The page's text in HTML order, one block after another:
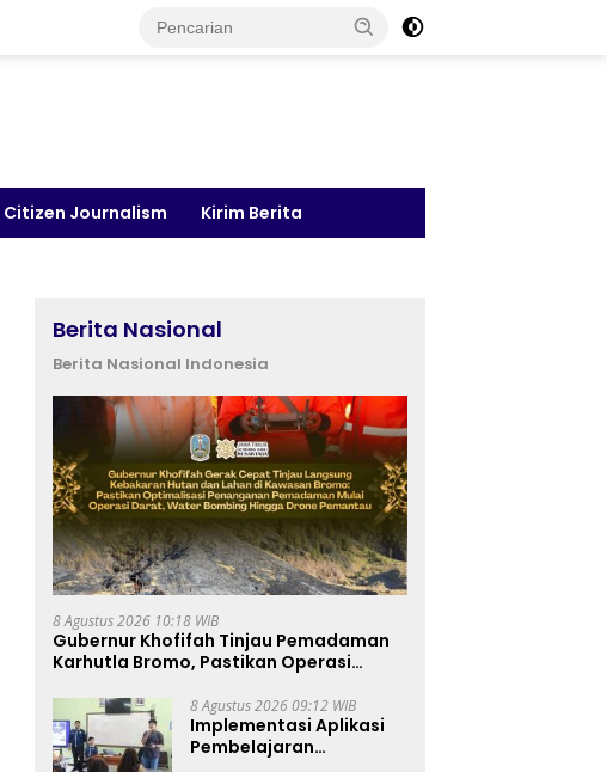
Citizen Journalism Kirim Berita
Berita Nasional
Berita Nasional Indonesia
8 Agustus 2026 10:18 WIB
Gubernur Khofifah Tinjau Pemadaman
Karhutla Bromo, Pastikan Operasi
Dioptimalkan
8 Agustus 2026 09:12 WIB
Implementasi Aplikasi
Pembelajaran